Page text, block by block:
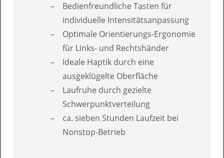
Bedienfreundliche Tasten für
individuelle Intensitätsanpassung
Optimale Orientierungs-Ergonomie
für Links- und Rechtshänder
Ideale Haptik durch eine
ausgeklügelte Oberfläche
Laufruhe durch gezielte
Schwerpunktverteilung
ca. sieben Stunden Laufzeit bei
Nonstop-Betrieb